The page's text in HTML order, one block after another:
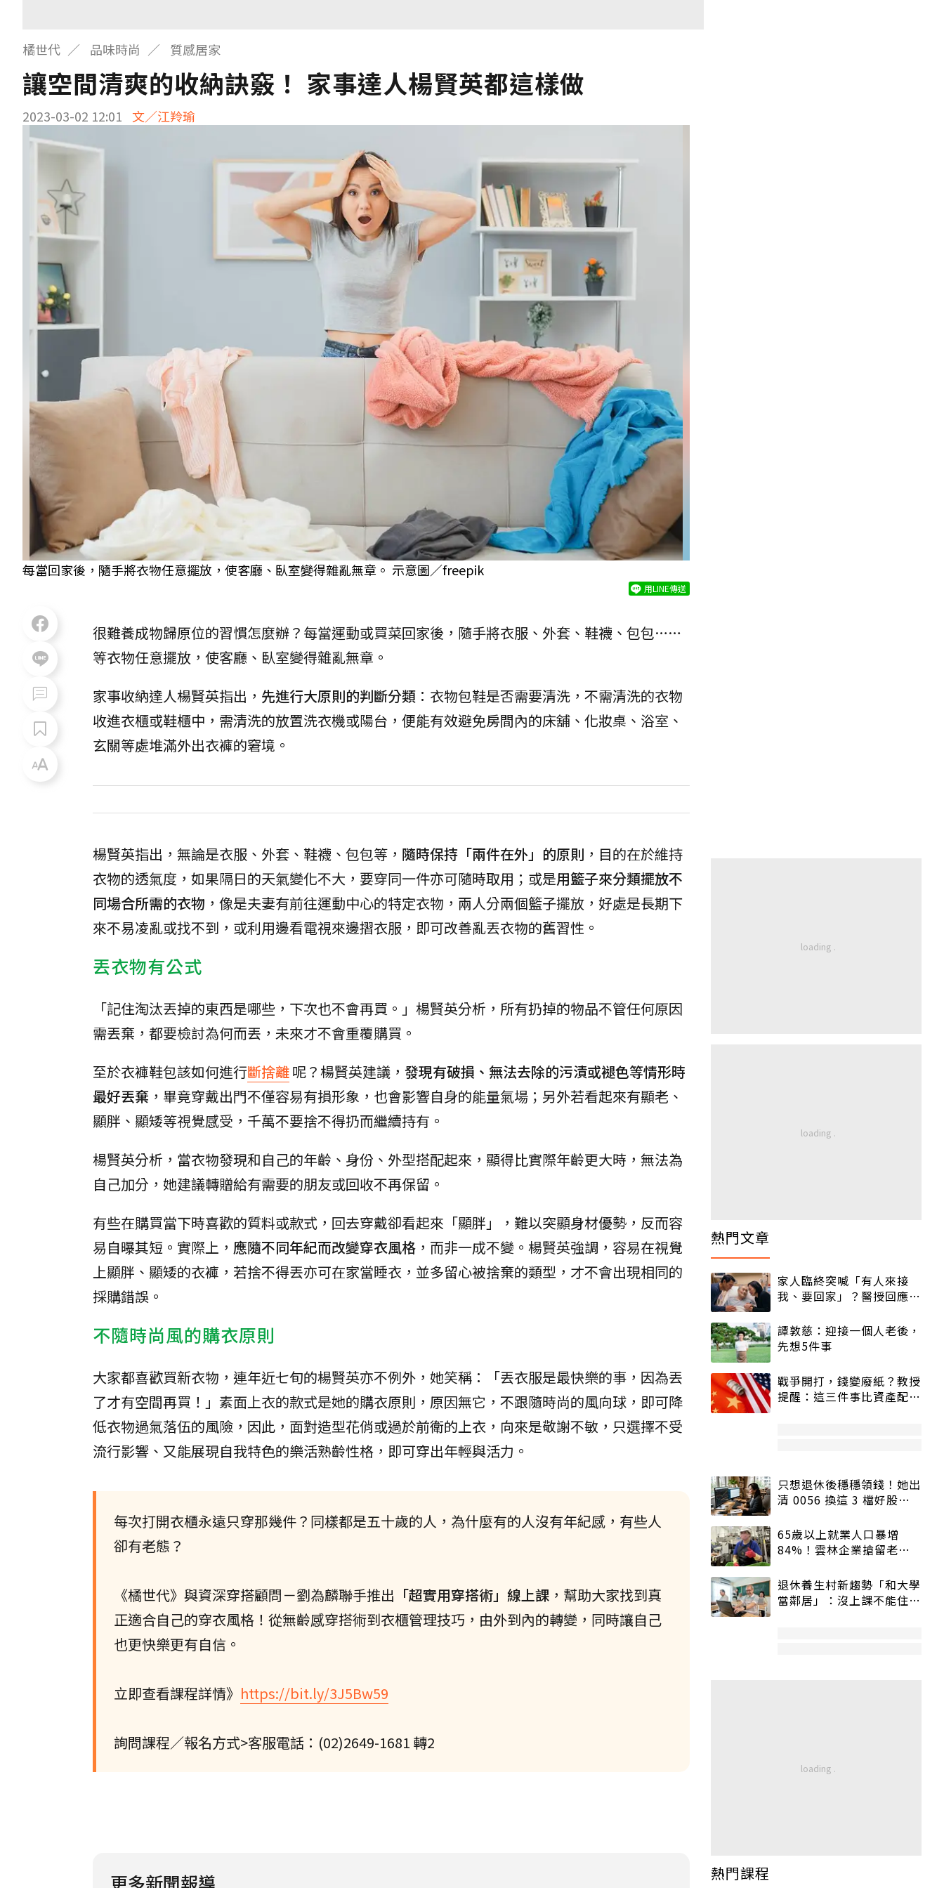
橘世代 品味時尚 質感居家
讓空間清爽的收納訣竅！ 家事達人楊賢英都這樣做
2023-03-02 12:01 文／江羚瑜
每當回家後，隨手將衣物任意擺放，使客廳、臥室變得雜亂無章。 示意圖／freepik
用LINE傳送
很難養成物歸原位的習慣怎麼辦？每當運動或買菜回家後，隨手將衣服、外套、鞋襪、包包……
等衣物任意擺放，使客廳、臥室變得雜亂無章。
家事收納達人楊賢英指出， 先進行大原則的判斷分類 ：衣物包鞋是否需要清洗，不需清洗的衣物
收進衣櫃或鞋櫃中，需清洗的放置洗衣機或陽台，便能有效避免房間內的床舖、化妝桌、浴室、
玄關等處堆滿外出衣褲的窘境。
楊賢英指出，無論是衣服、外套、鞋襪、包包等， 隨時保持「兩件在外」的原則 ，目的在於維持
衣物的透氣度，如果隔日的天氣變化不大，要穿同一件亦可隨時取用；或是用籃子來分類擺放不
同場合所需的衣物 ，像是夫妻有前往運動中心的特定衣物，兩人分兩個籃子擺放，好處是長期下
來不易凌亂或找不到，或利用邊看電視來邊摺衣服，即可改善亂丟衣物的舊習性。
丟衣物有公式
「記住淘汰丟掉的東西是哪些，下次也不會再買。」楊賢英分析，所有扔掉的物品不管任何原因
需丟棄，都要檢討為何而丟，未來才不會重覆購買。
至於衣褲鞋包該如何進行斷捨離呢？楊賢英建議， 發現有破損、無法去除的污漬或褪色等情形時
最好丟棄 ，畢竟穿戴出門不僅容易有損形象，也會影響自身的能量氣場；另外若看起來有顯老、
顯胖、顯矮等視覺感受，千萬不要捨不得扔而繼續持有。
楊賢英分析，當衣物發現和自己的年齡、身份、外型搭配起來，顯得比實際年齡更大時，無法為
自己加分，她建議轉贈給有需要的朋友或回收不再保留。
有些在購買當下時喜歡的質料或款式，回去穿戴卻看起來「顯胖」，難以突顯身材優勢，反而容
易自曝其短。實際上， 應隨不同年紀而改變穿衣風格 ，而非一成不變。楊賢英強調，容易在視覺
上顯胖、顯矮的衣褲，若捨不得丟亦可在家當睡衣，並多留心被捨棄的類型，才不會出現相同的
採購錯誤。
不隨時尚風的購衣原則
大家都喜歡買新衣物，連年近七旬的楊賢英亦不例外，她笑稱：「丟衣服是最快樂的事，因為丟
了才有空間再買！」素面上衣的款式是她的購衣原則，原因無它，不跟隨時尚的風向球，即可降
低衣物過氣落伍的風險，因此，面對造型花俏或過於前衛的上衣，向來是敬謝不敏，只選擇不受
流行影響、又能展現自我特色的樂活熟齡性格，即可穿出年輕與活力。
每次打開衣櫃永遠只穿那幾件？同樣都是五十歲的人，為什麼有的人沒有年紀感，有些人
卻有老態？
《橘世代》與資深穿搭顧問－劉為麟聯手推出 「超實用穿搭術」線上課 ，幫助大家找到真
正適合自己的穿衣風格！從無齡感穿搭術到衣櫃管理技巧，由外到內的轉變，同時讓自己
也更快樂更有自信。
立即查看課程詳情》 https://bit.ly/3J5Bw59
詢問課程／報名方式>客服電話：(02)2649-1681 轉2
更多新聞報導
熱門文章
家人臨終突喊「有人來接
我、要回家」？醫授回應方
譚敦慈：迎接一個人老後，
先想5件事
戰爭開打，錢變廢紙？教授
提醒：這三件事比資產配置
只想退休後穩穩領錢！她出
清 0056 換這 3 檔好股：
65歲以上就業人口暴增
84%！雲林企業搶留老員
退休養生村新趨勢「和大學
當鄰居」：沒上課不能住、
熱門課程